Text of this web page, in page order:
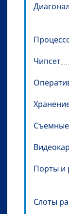
Чипсет
Порты и
Слоты